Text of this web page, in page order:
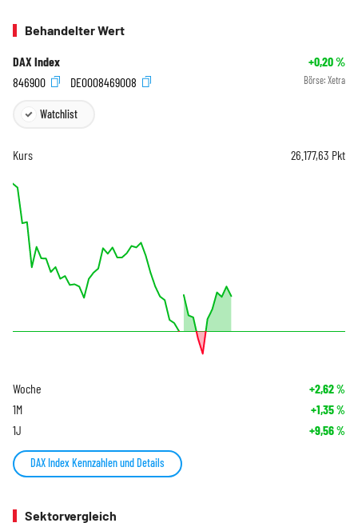
Behandelter Wert
DAX Index +0,20%
846900
DE0008469008 Börse: Xetra
Watchlist
Kurs 26.177,63 Pkt
Woche +2,62%
1M +1,35%
1J +9,56%
DAX Index Kennzahlen und Details
Sektorvergleich